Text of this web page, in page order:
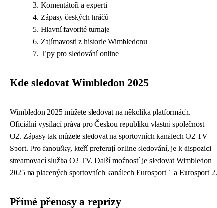
Komentátoři a experti
Zápasy českých hráčů
Hlavní favorité turnaje
Zajímavosti z historie Wimbledonu
Tipy pro sledování online
Kde sledovat Wimbledon 2025
Wimbledon 2025 můžete sledovat na několika platformách.
Oficiální vysílací práva pro Českou republiku vlastní společnost
O2. Zápasy tak můžete sledovat na sportovních kanálech O2 TV
Sport. Pro fanoušky, kteří preferují online sledování, je k dispozici
streamovací služba O2 TV. Další možností je sledovat Wimbledon
2025 na placených sportovních kanálech Eurosport 1 a Eurosport 2.
Přímé přenosy a reprízy